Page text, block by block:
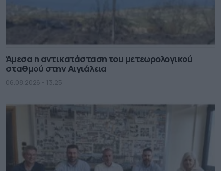
Άμεσα η αντικατάσταση του μετεωρολογικού
σταθμού στην Αιγιάλεια
06.08.2026 - 13.25